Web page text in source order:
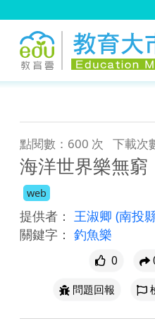
點閱數：600 次 下載次
海洋世界樂無窮
web
提供者： 王淑卿 (南投
關鍵字： 釣魚樂
0
問題回報